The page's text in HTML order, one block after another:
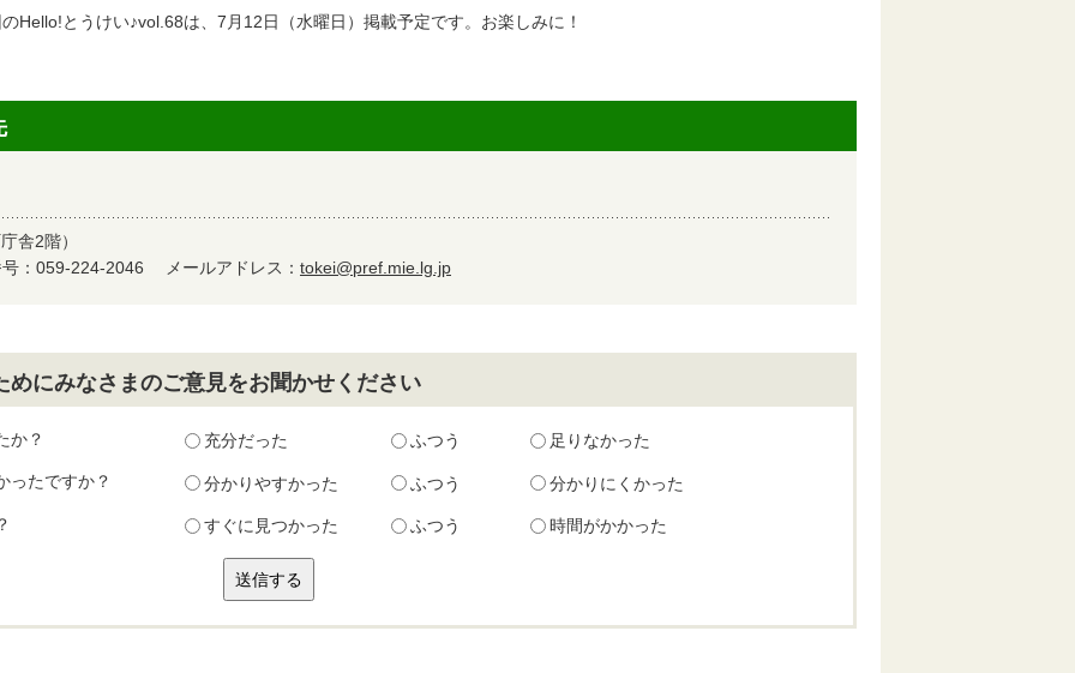
Hello!とうけい♪vol.68は、7月12日（水曜日）掲載予定です。お楽しみに！
舎2階）
号：059-224-2046 メールアドレス： tokei@pref.mie.lg.jp
めにみなさまのご意見をお聞かせください
か？ 充分だった ふつう 足りなかった
ったですか？ 分かりやすかった ふつう 分かりにくかった
すぐに見つかった ふつう 時間がかかった